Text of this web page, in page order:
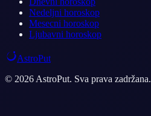
Nedeljni horoskop
Mesecni horoskop
Ljubavni horoskop
AstroPut
© 2026 AstroPut. Sva prava zadržana.